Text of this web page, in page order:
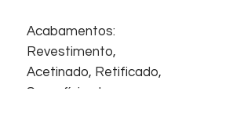
Acabamentos:
Revestimento,
Acetinado, Retificado,
Superfície plana.